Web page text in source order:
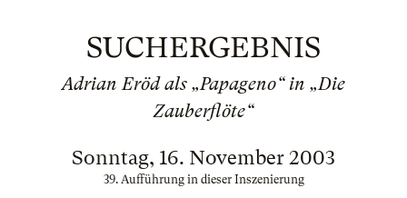
SUCHERGEBNIS
Adrian Eröd als „Papageno“ in „Die
Zauberflöte“
Sonntag, 16. November 2003
39. Aufführung in dieser Inszenierung